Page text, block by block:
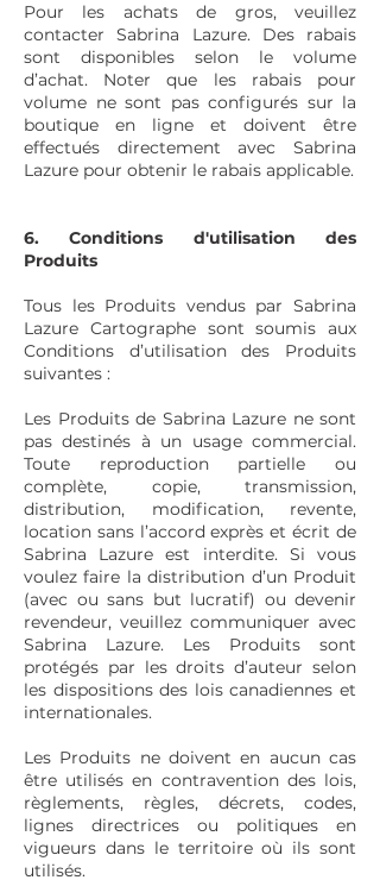
Pour les achats de gros, veuillez
contacter Sabrina Lazure. Des rabais
sont disponibles selon le volume
d’achat. Noter que les rabais pour
volume ne sont pas configurés sur la
boutique en ligne et doivent être
effectués directement avec Sabrina
Lazure pour obtenir le rabais applicable.
6. Conditions d'utilisation des
Produits
Tous les Produits vendus par Sabrina
Lazure Cartographe sont soumis aux
Conditions d’utilisation des Produits
suivantes :
Les Produits de Sabrina Lazure ne sont
pas destinés à un usage commercial.
Toute reproduction partielle ou
complète, copie, transmission,
distribution, modification, revente,
location sans l’accord exprès et écrit de
Sabrina Lazure est interdite. Si vous
voulez faire la distribution d’un Produit
(avec ou sans but lucratif) ou devenir
revendeur, veuillez communiquer avec
Sabrina Lazure. Les Produits sont
protégés par les droits d’auteur selon
les dispositions des lois canadiennes et
internationales.
Les Produits ne doivent en aucun cas
être utilisés en contravention des lois,
règlements, règles, décrets, codes,
lignes directrices ou politiques en
vigueurs dans le territoire où ils sont
utilisés.